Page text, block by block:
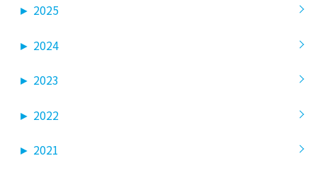
► 2025
► 2024
► 2023
► 2022
► 2021